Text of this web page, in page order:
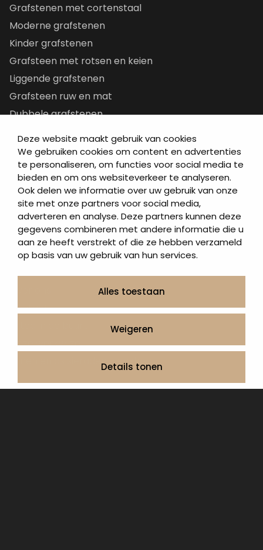
Deze website maakt gebruik van cookies
We gebruiken cookies om content en advertenties
te personaliseren, om functies voor social media te
bieden en om ons websiteverkeer te analyseren.
Ook delen we informatie over uw gebruik van onze
site met onze partners voor social media,
adverteren en analyse. Deze partners kunnen deze
gegevens combineren met andere informatie die u
aan ze heeft verstrekt of die ze hebben verzameld
op basis van uw gebruik van hun services.
Alles toestaan
Weigeren
Details tonen
Grafstenen met cortenstaal
Moderne grafstenen
Kinder grafstenen
Grafsteen met rotsen en keien
Liggende grafstenen
Grafsteen ruw en mat
Dubbele grafstenen
Letterplaten
Grafzerken kopen
Direct naar
Grafstenen
As artikelen
Urngrafmonumenten
Informatie
Contact
Onze werkwijze
Urnen en as sieraden webshop
Volg ons op: